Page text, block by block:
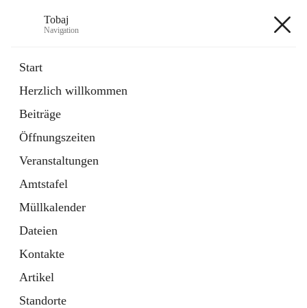
Tobaj
Navigation
Start
Herzlich willkommen
Beiträge
Öffnungszeiten
Veranstaltungen
Amtstafel
Müllkalender
Dateien
Kontakte
Artikel
Standorte
Externe Webseite
in
Tab
Formulare
2 Schnellzugriffe